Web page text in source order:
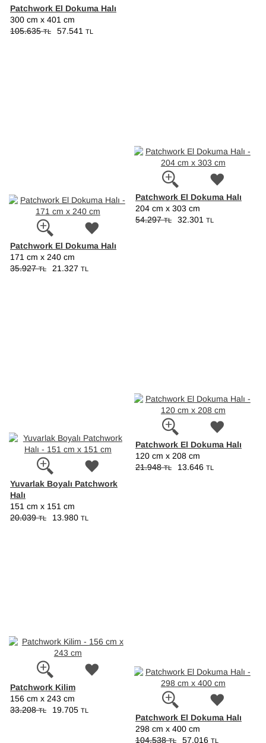
Patchwork El Dokuma Halı
300 cm x 401 cm
105.635TL 57.541 TL
Patchwork El Dokuma Halı
204 cm x 303 cm
54.297TL 32.301 TL
Patchwork El Dokuma Halı
171 cm x 240 cm
35.927TL 21.327 TL
Patchwork El Dokuma Halı
120 cm x 208 cm
21.948TL 13.646 TL
Yuvarlak Boyalı Patchwork
Halı
151 cm x 151 cm
20.039TL 13.980 TL
Patchwork Kilim
156 cm x 243 cm
33.208TL 19.705 TL
Patchwork El Dokuma Halı
298 cm x 400 cm
104.538TL 57.016 TL